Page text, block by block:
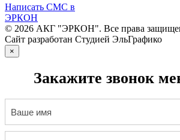
Написать СМС в
ЭРКОН
© 2026 АКГ "ЭРКОН". Все права
Сайт разработан Студией ЭльГрафико
×
Закажите звонок